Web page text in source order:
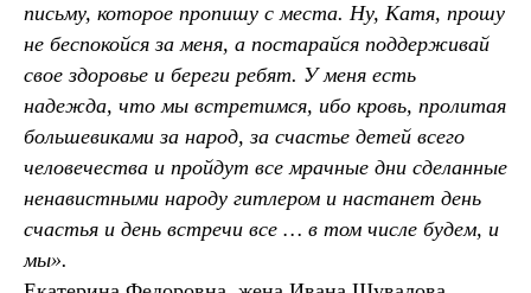
письму, которое пропишу с места. Ну, Катя, прошу
не беспокойся за меня, а постарайся поддерживай
свое здоровье и береги ребят. У меня есть
надежда, что мы встретимся, ибо кровь, пролитая
большевиками за народ, за счастье детей всего
человечества и пройдут все мрачные дни сделанные
ненавистными народу гитлером и настанет день
счастья и день встречи все … в том числе будем, и
мы».